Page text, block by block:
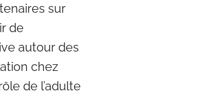
sur
de
autour des
chez
de l’adulte